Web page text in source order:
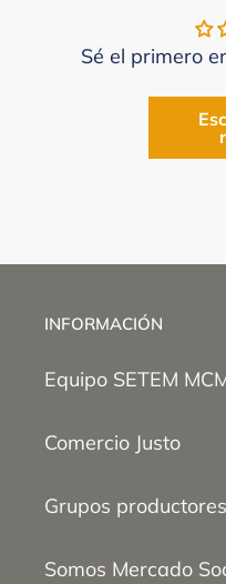
Sé el primero
INFORMACIÓN
Equipo SETEM
Comercio Justo
Grupos productores
Somos Mercado